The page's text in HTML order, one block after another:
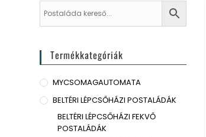
Termékkategóriák
MYCSOMAGAUTOMATA
BELTÉRI LÉPCSŐHÁZI POSTALÁDÁK
BELTÉRI LÉPCSŐHÁZI FEKVŐ
POSTALÁDÁK